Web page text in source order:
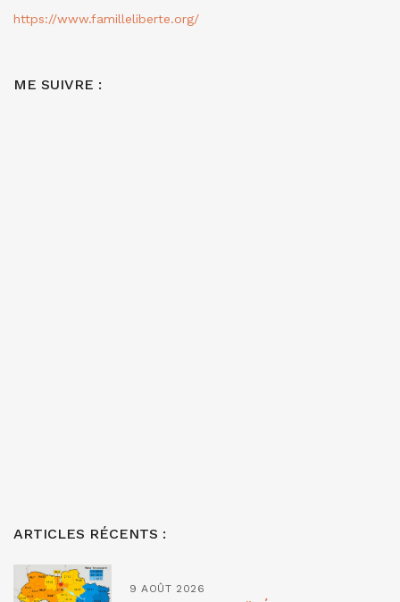
https://www.familleliberte.org/
ME SUIVRE :
ARTICLES RÉCENTS :
9 AOÛT 2026